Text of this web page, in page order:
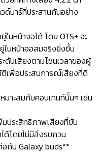
ด์บาร์ที่ประสานกันอย่าง
นหน้าจอได้ โดย OTS+ จะ
ในหน้าจอสมจริงยิ่งขึ้น
ดับเสียงตามโซนเวลาของผู้
เพื่อประสบการณ์เสียงที่ดี
มาะสมกับคอนเทนท์นั้นๆ เช่น
ประสิทธิภาพเสียงที่ขับ
ด้โดยไม่มีสิ่งรบกวน
อกับ Galaxy buds**